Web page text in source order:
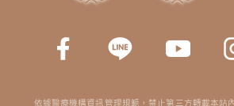
依據醫療機構資訊管理規範，禁止第三方轉載本站